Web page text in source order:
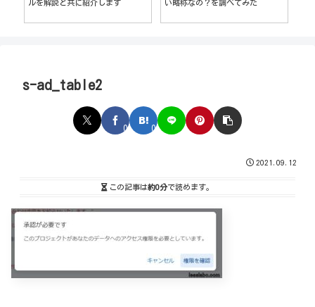
ルを解説と共に紹介します
い略称なの？を調べてみた
s-ad_table2
0 0
2021.09.12
この記事は約0分で読めます。